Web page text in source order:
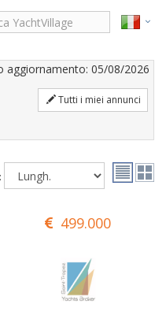
Tutti i miei annunci
aggiornamento: 05/08/2026
499.000